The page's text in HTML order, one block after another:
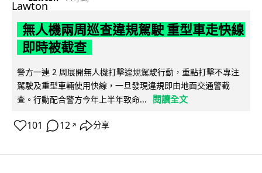
無人機兩周巡查違規駕駛 重型車走快線
即時被截查
警方一連 2 周展開無人機打擊違規駕駛行動，重點打擊不專注
駕駛及重型車輛使用快線，一旦發現違規即由地面交通警截
查。行動配合警方今年上半年致命...
閱讀全文
101 12 ↗ 分享